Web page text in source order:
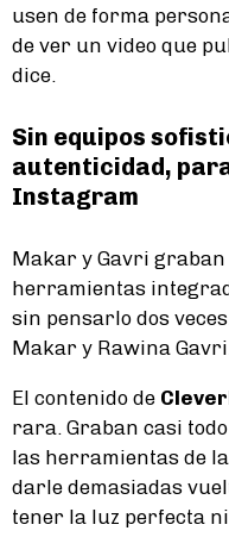
usen de forma
de ver un video que
dice.
Sin equipos
autenticidad,
Instagram
Makar y Gavri graban
herramientas
sin pensarlo dos
Makar y Rawina Gavri.
El contenido de
rara. Graban casi
las herramientas de
darle demasiadas
tener la luz perfecta